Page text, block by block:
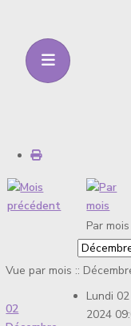
Par mois
Vue par mois ::
02
Lundi
2024